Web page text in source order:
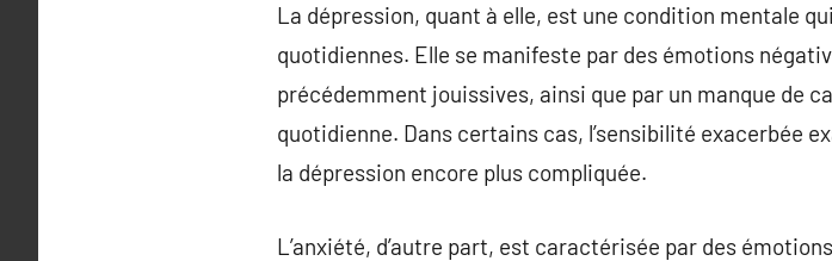
La dépression, quant à elle, est une condition mentale
quotidiennes. Elle se manifeste par des émotions
précédemment jouissives, ainsi que par un manque de
quotidienne. Dans certains cas, l’sensibilité exacerbée
la dépression encore plus compliquée.
L’anxiété, d’autre part, est caractérisée par des